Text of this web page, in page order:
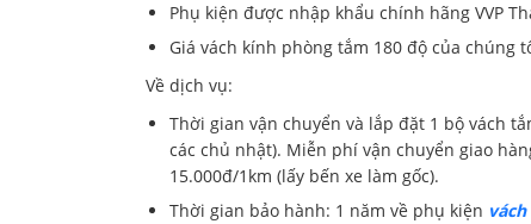
Phụ kiện được nhập khẩu chính hãng VVP
Giá vách kính phòng tắm 180 độ của chúng
Về dịch vụ:
Thời gian vận chuyển và lắp đặt 1 bộ vách
các chủ nhật). Miễn phí vận chuyển giao
15.000đ/1km (lấy bến xe làm gốc).
Thời gian bảo hành: 1 năm về phụ kiện